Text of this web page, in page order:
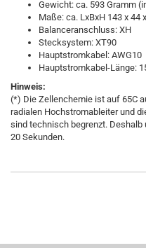
Gewicht: ca. 593 Gramm
Maße: ca. LxBxH 143 x 44
Balanceranschluss: XH
Stecksystem: XT90
Hauptstromkabel: AWG10
Hauptstromkabel-Länge:
Hinweis:
(*) Die Zellenchemie ist auf 65C
radialen Hochstromableiter und
sind technisch begrenzt. Deshalb
20 Sekunden.